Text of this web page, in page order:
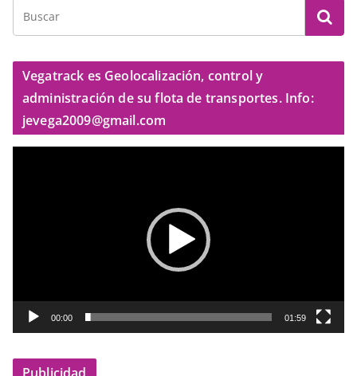
Vegatrack es Geolocalización, control y
administración de su flota de transportes. Info:
jevega2009@gmail.com
o
00:00 01:59